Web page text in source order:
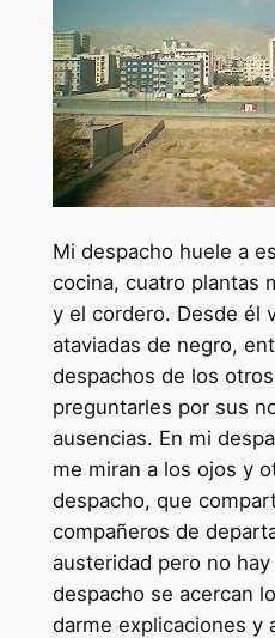
Mi despacho huele a
cocina, cuatro plantas
y el cordero. Desde él
ataviadas de negro,
despachos de los
preguntarles por sus
ausencias. En mi
me miran a los ojos y
despacho, que
compañeros de
austeridad pero no
despacho se acercan
darme explicaciones y